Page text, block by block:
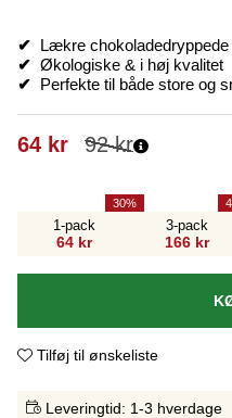
✔ Lækre
✔ Økologiske & i høj kvalitet
✔ Perfekte til både store og
92kr
64 kr
1-pack
64 kr
30
3-pack
166 kr
Tilføj til ønskeliste
Leveringtid: 1-3 hverdage